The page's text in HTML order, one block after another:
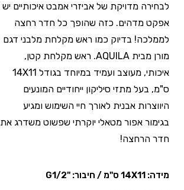
לבחירה מדויקת של אביזרי אמבט איכותיים יש
אפקט מדהים. כזה שהופך כל חדר רחצה
לממלכה! בדיוק כמו ראש מקלחת מלבני דגם
מורן מבית AQUILA. ראש מקלחת קטן,
איכותי, מעוצב ועמיד במיוחד בגודל 14X11
ס"מ, בעל מתזי סיליקון ייחודיים המונעים
היווצרות אבנית לאורך חיי השימוש ומגיע
בגימור אפור מטאלי יוקרתי שפשוט משדרג את
חדר הרחצה!
מידה: 14X11 ס"מ / חיבור: "G1/2